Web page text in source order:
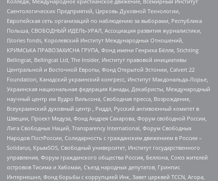
Саентологических Предприятий, Церковь Духовной Технологии,
Европейская сеть организаций по наблюдению за выборами, Республика
Польша, СВОБОДНЫЙ ИДЕЛЬ-УРАЛ, Ассоциация развития журналистики,
IStories fonds, Королевский Институт Международных Отношений,
КРИМСЬКА ПРАВОЗАХИСНА ГРУПА, Фонд имени Генриха Бёлля, Stichting
Bellingcat, Bellingcat Ltd, The Insider, Институт правовой инициативы
Центральной и Восточной Европы, Фонд Открытой Эстонии, Calvert 22
Foundation, Канадский украинский конгресс, Институт Макдональда-Лорье,
Украинская национальная федерация Канады, Декабристы, Международный
научный центр им Вудро Вильсона, Свободная пресса, Возрождение,
Всеукраинский духовный центр , Риддл, Русский антивоенный комитет в
Швеции, Проект Медуза, Фонд Андрея Сахарова, Форум свободной России,
Лига Свободных Наций, Transparеncy International, Форум Свободных
Народов ПостРоссии, Солидарность с гражданским движением в России –
Solidarus, КрымSOS, Свободный университет, Институт государственного
управления, Форум гражданского общества Россия, Беллона, Союз жителей
островов Тисима и Хабомаи, Съезд народных депутатов, Гринпис
Интернешнл, Фонд борьбы с коррупцией Инк, Завет церквей TCCN, Агора,